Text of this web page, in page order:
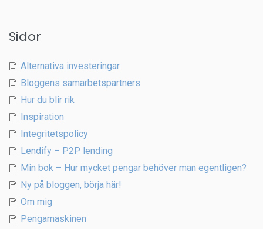
Sidor
Alternativa investeringar
Bloggens samarbetspartners
Hur du blir rik
Inspiration
Integritetspolicy
Lendify – P2P lending
Min bok – Hur mycket pengar behöver man egentligen?
Ny på bloggen, börja här!
Om mig
Pengamaskinen